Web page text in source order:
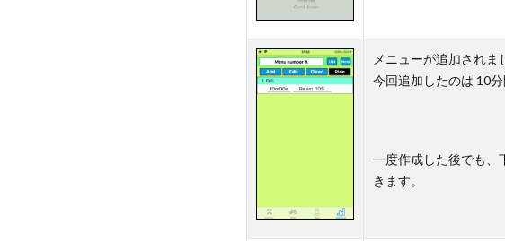
メニューが追加されま
今回追加したのは 10
一度作成した後でも、
きます。